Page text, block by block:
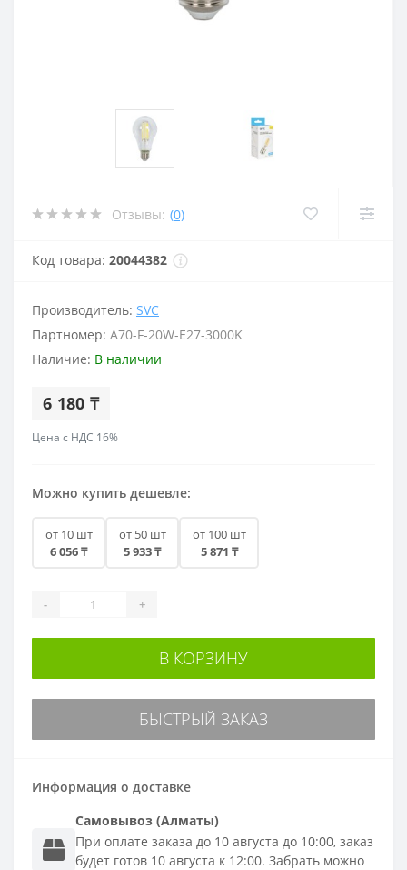
Отзывы: (0)
Код товара: 20044382
Производитель: SVC
Партномер: A70-F-20W-E27-3000K
Наличие: В наличии
6 180 ₸
Цена с НДС 16%
Можно купить дешевле:
от 10 шт
6 056 ₸
от 50 шт
5 933 ₸
от 100 шт
5 871 ₸
- +
В КОРЗИНУ
БЫСТРЫЙ ЗАКАЗ
Информация о доставке
Самовывоз (Алматы)
При оплате заказа до 10 августа до 10:00, заказ
будет готов 10 августа к 12:00. Забрать можно